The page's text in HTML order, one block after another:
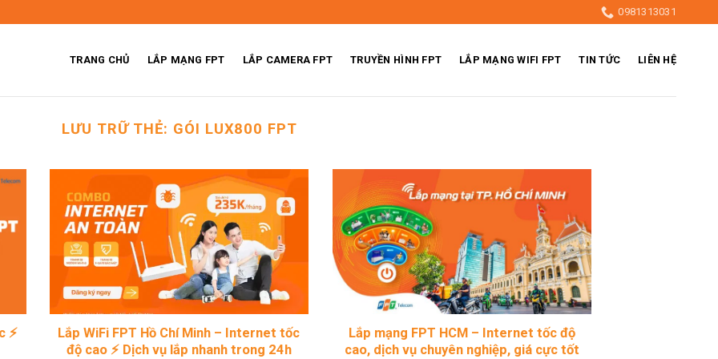
0981313031
TRANG CHỦ LẮP MẠNG FPT LẮP CAMERA FPT TRUYỀN HÌNH FPT LẮP MẠNG WIFI FPT TIN TỨC LIÊN HỆ
LƯU TRỮ THẺ: GÓI LUX800 FPT
⚡
Lắp WiFi FPT Hồ Chí Minh – Internet tốc
độ cao ⚡ Dịch vụ lắp nhanh trong 24h
Lắp mạng FPT HCM – Internet tốc độ
cao, dịch vụ chuyên nghiệp, giá cực tốt